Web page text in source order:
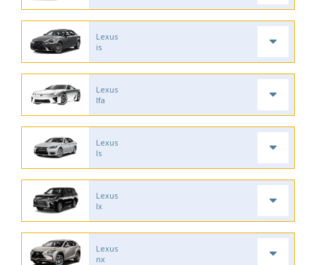
Lexus
is
Lexus
lfa
Lexus
ls
Lexus
lx
Lexus
nx